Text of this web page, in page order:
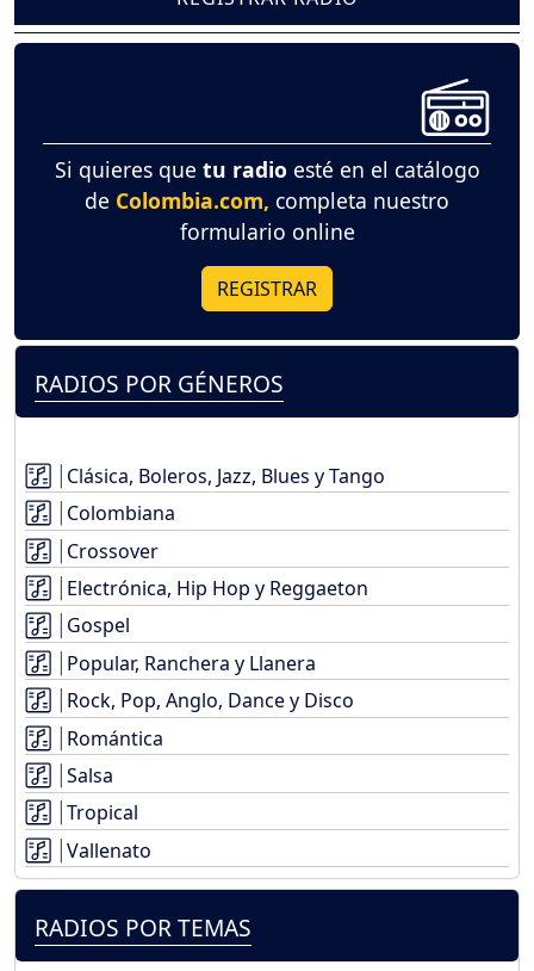
Si quieres que tu radio esté en el catálogo
de Colombia.com, completa nuestro
formulario online
REGISTRAR
RADIOS POR GÉNEROS
Clásica, Boleros, Jazz, Blues y Tango
Colombiana
Crossover
Electrónica, Hip Hop y Reggaeton
Gospel
Popular, Ranchera y Llanera
Rock, Pop, Anglo, Dance y Disco
Romántica
Salsa
Tropical
Vallenato
RADIOS POR TEMAS